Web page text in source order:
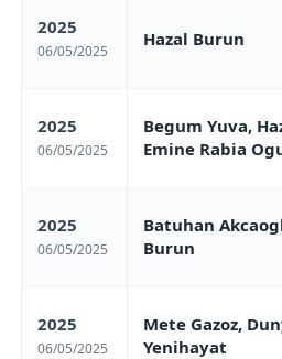
2025
06/05/2025
Hazal Burun
2025
06/05/2025
Begum Yuva,
Emine Rabia
2025
06/05/2025
Batuhan
Burun
2025
06/05/2025
Mete Gazoz,
Yenihayat